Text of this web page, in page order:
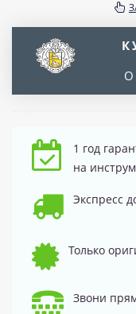
1 год
на
Экспресс
Только
Звони